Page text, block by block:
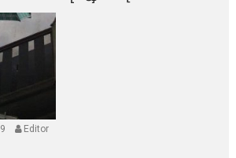
Editor